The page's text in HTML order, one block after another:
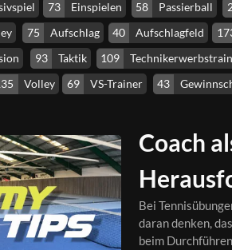
73 Einspielen 58 Passierball
75 Aufschlag 40 Aufschlagfeld
93 Taktik 109
Volley 69 VS-Trainer 43
Coach
Bei
daran denken,
beim